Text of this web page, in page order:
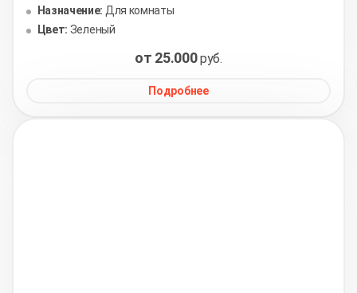
Назначение: Для комнаты
Цвет: Зеленый
от 25.000руб.
Подробнее